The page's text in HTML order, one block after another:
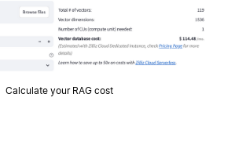
Calculate your RAG cost